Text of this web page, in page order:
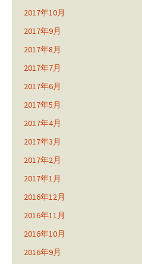
2017年10月
2017年9月
2017年8月
2017年7月
2017年6月
2017年5月
2017年4月
2017年3月
2017年2月
2017年1月
2016年12月
2016年11月
2016年10月
2016年9月